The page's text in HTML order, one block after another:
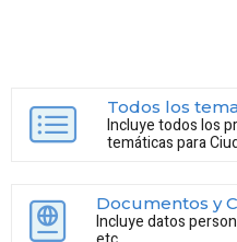
Todos los
Incluye todos los
temáticas para
Documentos y
Incluye datos